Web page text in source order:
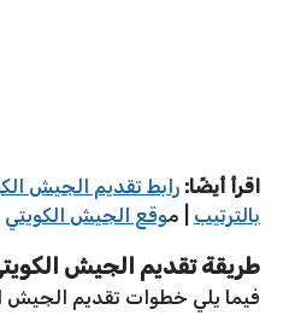
اقرأ أيضًا: رابط تقديم الجيش
بالترتيب | موقع الجيش الكويتي
طريقة تقديم الجيش
فيما يلي خطوات تقديم الجيش